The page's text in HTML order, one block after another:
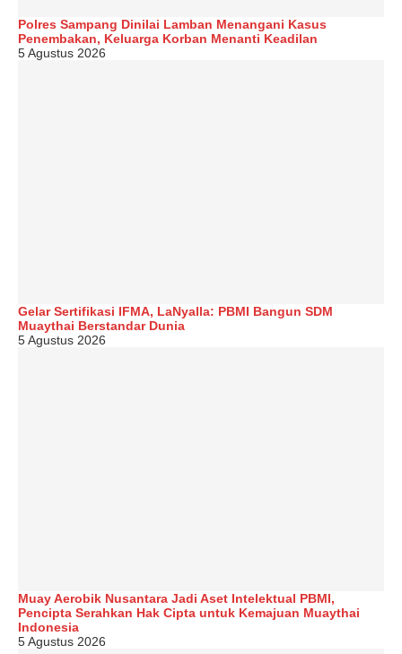
Polres Sampang Dinilai Lamban Menangani Kasus
Penembakan, Keluarga Korban Menanti Keadilan
5 Agustus 2026
Gelar Sertifikasi IFMA, LaNyalla: PBMI Bangun SDM
Muaythai Berstandar Dunia
5 Agustus 2026
Muay Aerobik Nusantara Jadi Aset Intelektual PBMI,
Pencipta Serahkan Hak Cipta untuk Kemajuan Muaythai
Indonesia
5 Agustus 2026